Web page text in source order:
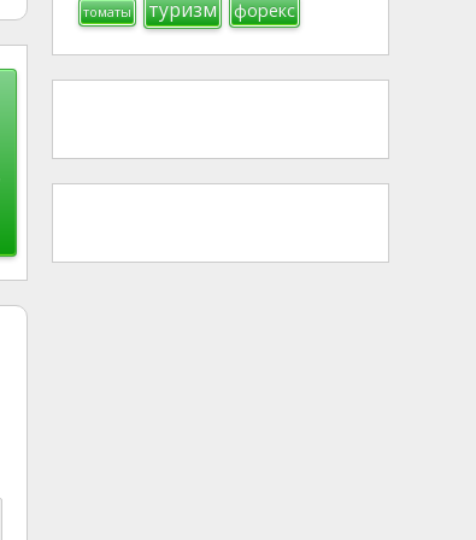
томаты туризм форекс